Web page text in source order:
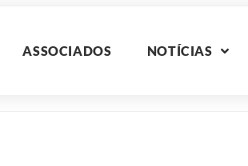
ASSOCIADOS NOTÍCIAS